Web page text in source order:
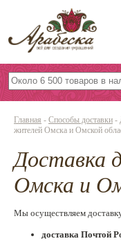
Бусины,
Бисер
Вышивка
Фурнитура
Проволока
Главная - Способы доставки -
жителей Омска и Омской
Доставка
Омска и
Мы осуществляем
доставка Почтой